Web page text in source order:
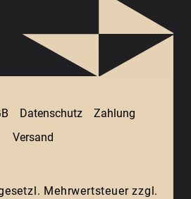
Datenschutz
Zahlung
Versand
Mehrwertsteuer zzgl.